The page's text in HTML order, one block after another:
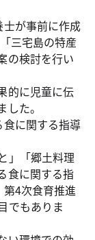
が事前に作成
三宅島の特産
の検討を行い
的に児童に伝
た。
食に関する指導
」「郷土料理
食に関する指
4次食育推進
でもありま